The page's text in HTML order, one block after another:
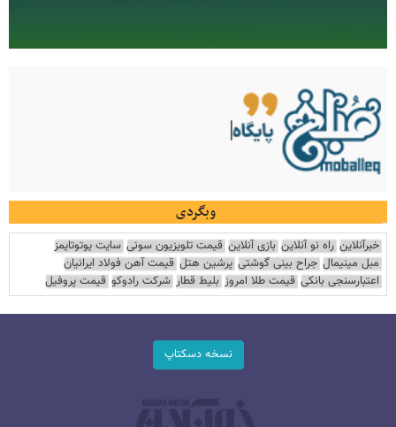
وبگردی
خبرآنلاین راه نو آنلاین بازی آنلاین قیمت تلویزیون سونی سایت یوتوتایمز
مبل مینیمال جراح بینی گوشتی پرشین هتل قیمت آهن فولاد ایرانیان
اعتبارسنجی بانکی قیمت طلا امروز بلیط قطار شرکت رادوکو قیمت پروفیل
نسخه دسکتاپ